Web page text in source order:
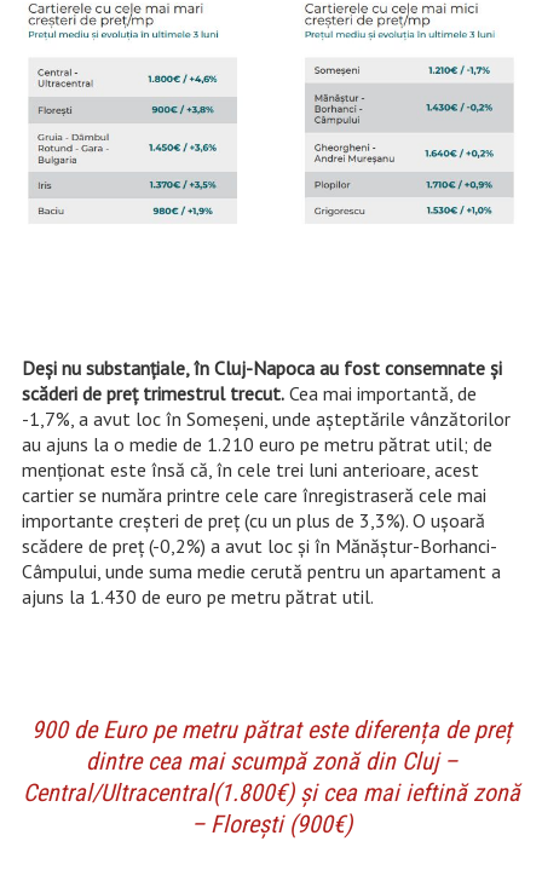
Deși nu substanțiale, în Cluj-Napoca au fost consemnate și
scăderi de preț trimestrul trecut.Cea mai importantă, de
-1,7%, a avut loc în Someșeni, unde așteptările vânzătorilor
au ajuns la o medie de 1.210 euro pe metru pătrat util; de
menționat este însă că, în cele trei luni anterioare, acest
cartier se număra printre cele care înregistraseră cele mai
importante creșteri de preț (cu un plus de 3,3%). O ușoară
scădere de preț (-0,2%) a avut loc și în Mănăștur-Borhanci-
Câmpului, unde suma medie cerută pentru un apartament a
ajuns la 1.430 de euro pe metru pătrat util.
900 de Euro pe metru pătrat este diferența de preț
dintre cea mai scumpă zonă din Cluj –
Central/Ultracentral(1.800€) și cea mai ieftină zonă
– Florești (900€)